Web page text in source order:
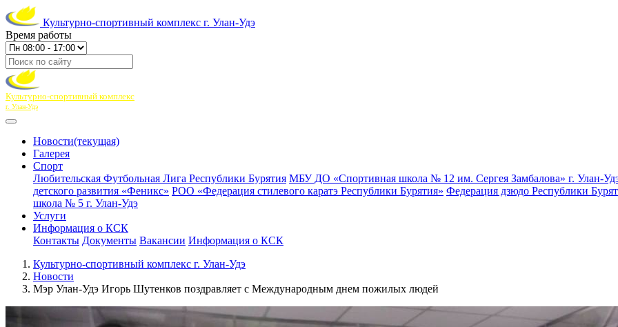
Культурно-спортивный комплекс г. Улан-Удэ
Время работы
Культурно-спортивный комплекс
г. Улан-Удэ
Новости(текущая)
Галерея
Спорт
Любительская Футбольная Лига Республики Бурятия МБУ ДО «Спортивная школа № 12 им. Сергея Замбалова» г. Улан-
детского развития «Феникс» РОО «Федерация стилевого каратэ Республики Бурятия» Федерация дзюдо Республики
школа № 5 г. Улан-Удэ
Услуги
Информация о КСК
Контакты Документы Вакансии Информация о КСК
Культурно-спортивный комплекс г. Улан-Удэ
Новости
Мэр Улан-Удэ Игорь Шутенков поздравляет с Международным днем пожилых людей